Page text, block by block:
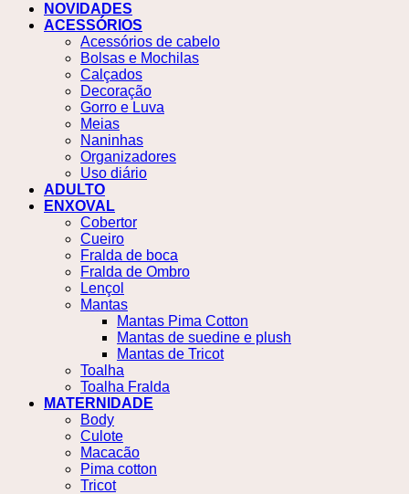
NOVIDADES
ACESSÓRIOS
Acessórios de cabelo
Bolsas e Mochilas
Calçados
Decoração
Gorro e Luva
Meias
Naninhas
Organizadores
Uso diário
ADULTO
ENXOVAL
Cobertor
Cueiro
Fralda de boca
Fralda de Ombro
Lençol
Mantas
Mantas Pima Cotton
Mantas de suedine e plush
Mantas de Tricot
Toalha
Toalha Fralda
MATERNIDADE
Body
Culote
Macacão
Pima cotton
Tricot